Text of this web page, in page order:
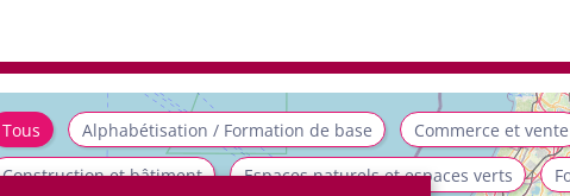
Tous Alphabétisation / Formation de base Commerce et vente
Construction et bâtiment
Espaces naturels et espaces verts